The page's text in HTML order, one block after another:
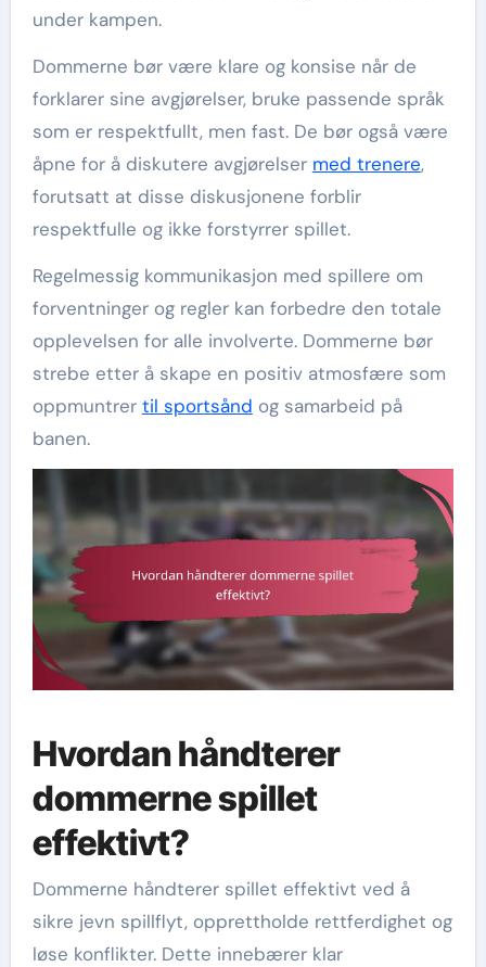
under kampen.
Dommerne bør være klare og konsise når de
forklarer sine avgjørelser, bruke passende språk
som er respektfullt, men fast. De bør også være
åpne for å diskutere avgjørelser med trenere,
forutsatt at disse diskusjonene forblir
respektfulle og ikke forstyrrer spillet.
Regelmessig kommunikasjon med spillere om
forventninger og regler kan forbedre den totale
opplevelsen for alle involverte. Dommerne bør
strebe etter å skape en positiv atmosfære som
oppmuntrer til sportsånd og samarbeid på
banen.
Hvordan håndterer
dommerne spillet
effektivt?
Dommerne håndterer spillet effektivt ved å
sikre jevn spillflyt, opprettholde rettferdighet og
løse konflikter. Dette innebærer klar